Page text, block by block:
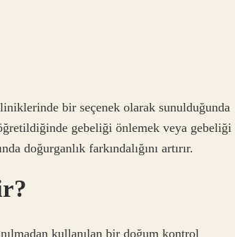
bir seçenek olarak sunulduğunda
gebeliği önlemek veya gebeliği
doğurganlık farkındalığını artırır.
kullanılan bir doğum kontrol